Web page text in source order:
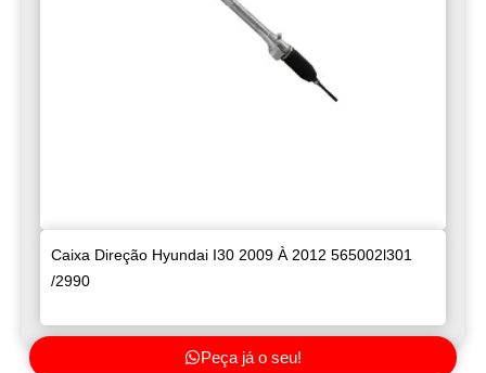
Caixa Direção Hyundai I30 2009 À 2012 565002l301
/2990
Peça já o seu!